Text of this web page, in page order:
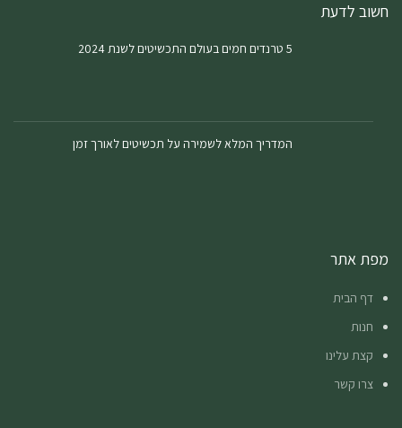
חשוב לדעת
5 טרנדים חמים בעולם התכשיטים לשנת 2024
המדריך המלא לשמירה על תכשיטים לאורך זמן
מפת אתר
דף הבית
חנות
קצת עלינו
צרו קשר